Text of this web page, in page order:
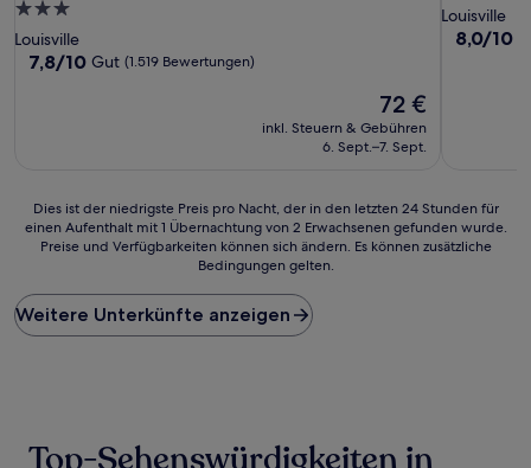
3.0-
Sterne-
Unterkunft
Louisville
7.8
7,8/10 Gut (1.519 Bewertungen)
Der
Preis
beträgt
72 €
inkl. Steuern & Gebühren
6. Sept.–7. Sept.
Sterne-
Louisville
8.0
8,0/10
Dies
ist
Preis
pro
Nacht,
24 Stunden
Dies ist der niedrigste Preis pro Nacht, der in den letzten 24 Stunden für
einen Aufenthalt mit 1 Übernachtung von 2 Erwachsenen gefunden wurde.
Preise und Verfügbarkeiten können sich ändern. Es können zusätzliche
Bedingungen gelten.
Weitere Unterkünfte anzeigen